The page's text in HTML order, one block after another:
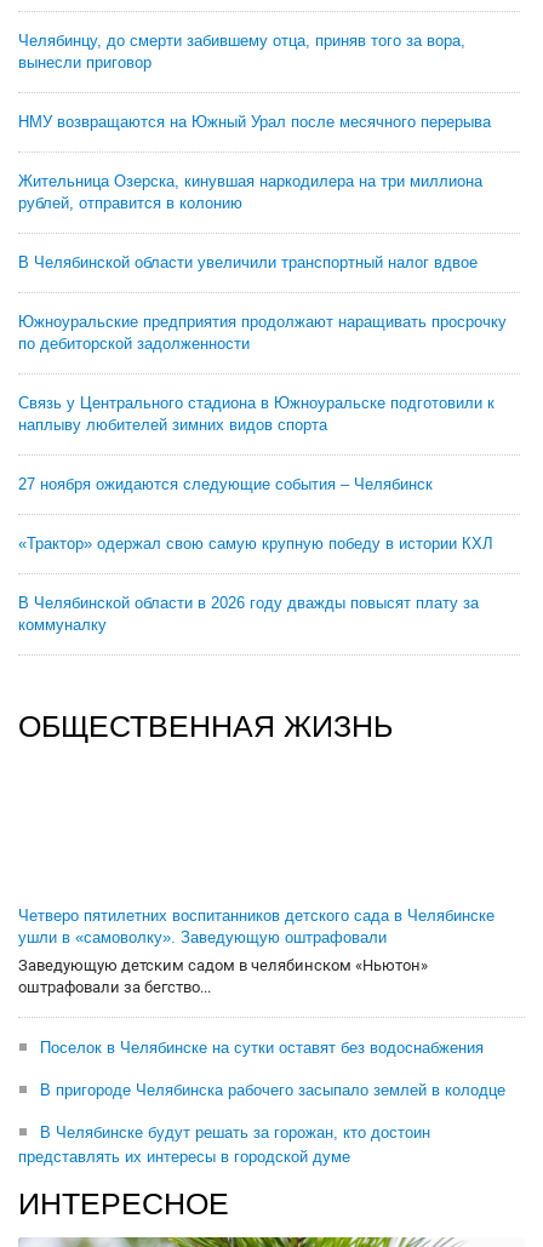
Челябинцу, до смерти забившему отца, приняв того за вора,
вынесли приговор
НМУ возвращаются на Южный Урал после месячного перерыва
Жительница Озерска, кинувшая наркодилера на три миллиона
рублей, отправится в колонию
В Челябинской области увеличили транспортный налог вдвое
Южноуральские предприятия продолжают наращивать просрочку
по дебиторской задолженности
Связь у Центрального стадиона в Южноуральске подготовили к
наплыву любителей зимних видов спорта
27 ноября ожидаются следующие события – Челябинск
«Трактор» одержал свою самую крупную победу в истории КХЛ
В Челябинской области в 2026 году дважды повысят плату за
коммуналку
ОБЩЕСТВЕННАЯ ЖИЗНЬ
Четверо пятилетних воспитанников детского сада в Челябинске
ушли в «самоволку». Заведующую оштрафовали
Заведующую детским садом в челябинском «Ньютон»
оштрафовали за бегство...
Поселок в Челябинске на сутки оставят без водоснабжения
В пригороде Челябинска рабочего засыпало землей в колодце
В Челябинске будут решать за горожан, кто достоин
представлять их интересы в городской думе
ИНТЕРЕСНОЕ